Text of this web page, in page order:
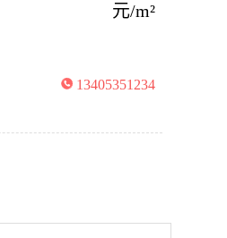
元/m²
13405351234